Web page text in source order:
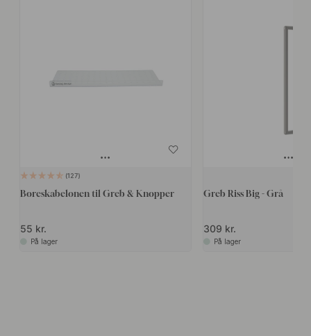
127
Boreskabelonen til Greb & Knopper
55 kr.
På lager
Greb Riss Big - Grå
309 kr.
På lager